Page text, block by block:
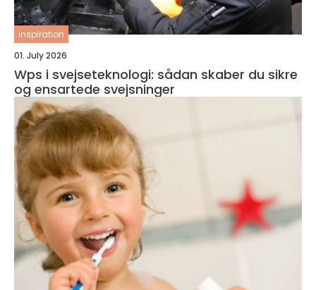
inspiration
01. July 2026
Wps i svejseteknologi: sådan skaber du sikre
og ensartede svejsninger